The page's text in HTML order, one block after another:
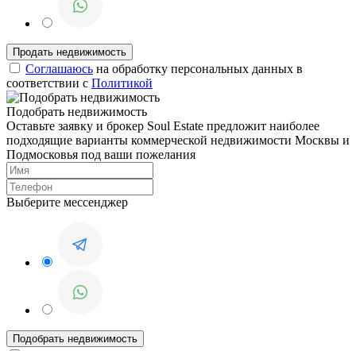
Соглашаюсь на обработку персональных данных в
соответствии с Политикой
Подобрать недвижимость
Оставьте заявку и брокер Soul Estate предложит наиболее
подходящие варианты коммерческой недвижимости Москвы и
Подмосковья под ваши пожелания
Выберите мессенджер